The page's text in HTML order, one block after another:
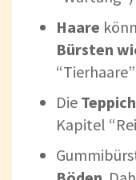
Haare
Bürsten
Die
Kapitel